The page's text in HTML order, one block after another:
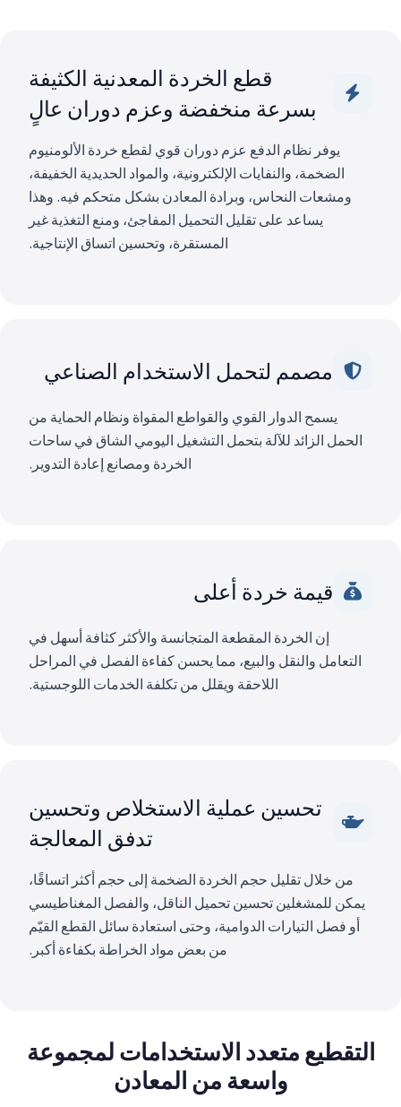
قطع الخردة المعدنية الكثيفة
بسرعة منخفضة وعزم دوران عالٍ
يوفر نظام الدفع عزم دوران قوي لقطع خردة الألومنيوم
الضخمة، والنفايات الإلكترونية، والمواد الحديدية الخفيفة،
ومشعات النحاس، وبرادة المعادن بشكل متحكم فيه. وهذا
يساعد على تقليل التحميل المفاجئ، ومنع التغذية غير
المستقرة، وتحسين اتساق الإنتاجية.
مصمم لتحمل الاستخدام الصناعي
يسمح الدوار القوي والقواطع المقواة ونظام الحماية من
الحمل الزائد للآلة بتحمل التشغيل اليومي الشاق في ساحات
الخردة ومصانع إعادة التدوير.
قيمة خردة أعلى
إن الخردة المقطعة المتجانسة والأكثر كثافة أسهل في
التعامل والنقل والبيع، مما يحسن كفاءة الفصل في المراحل
اللاحقة ويقلل من تكلفة الخدمات اللوجستية.
تحسين عملية الاستخلاص وتحسين
تدفق المعالجة
من خلال تقليل حجم الخردة الضخمة إلى حجم أكثر اتساقًا،
يمكن للمشغلين تحسين تحميل الناقل، والفصل المغناطيسي
أو فصل التيارات الدوامية، وحتى استعادة سائل القطع القيّم
من بعض مواد الخراطة بكفاءة أكبر.
التقطيع متعدد الاستخدامات لمجموعة
واسعة من المعادن